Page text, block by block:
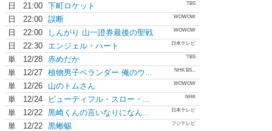
日 21:00 下町ロケット TBS
日 22:00 誤断 WOWOW
日 22:00 しんがり 山一證券最後の聖戦 WOWOW
日 22:30 エンジェル・ハート 日本テレビ
単 12/28 赤めだか TBS
単 12/27 植物男子ベランダー 俺のウ... NHK BS...
単 12/26 山のトムさん WOWOW
単 12/24 ビューティフル・スロー・... NHK
単 12/22 黒崎くんの言いなりになん... 日本テレビ
単 12/22 黒蜥蜴 フジテレビ